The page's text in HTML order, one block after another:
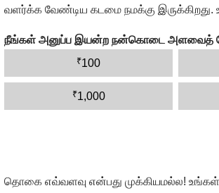
வளர்க்க வேண்டிய கடமை நமக்கு
நீங்கள் அனுப்ப இயன்ற நன்கொடை அளவைத்
₹100
₹1,000
தொகை எவ்வளவு என்பது முக்கியமல்ல! உங்கள்